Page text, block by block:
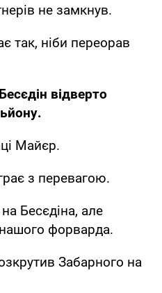
не замкнув.
так, ніби переорав
відверто
Майєр.
з перевагою.
Бесєдіна, але
форварда.
Забарного на